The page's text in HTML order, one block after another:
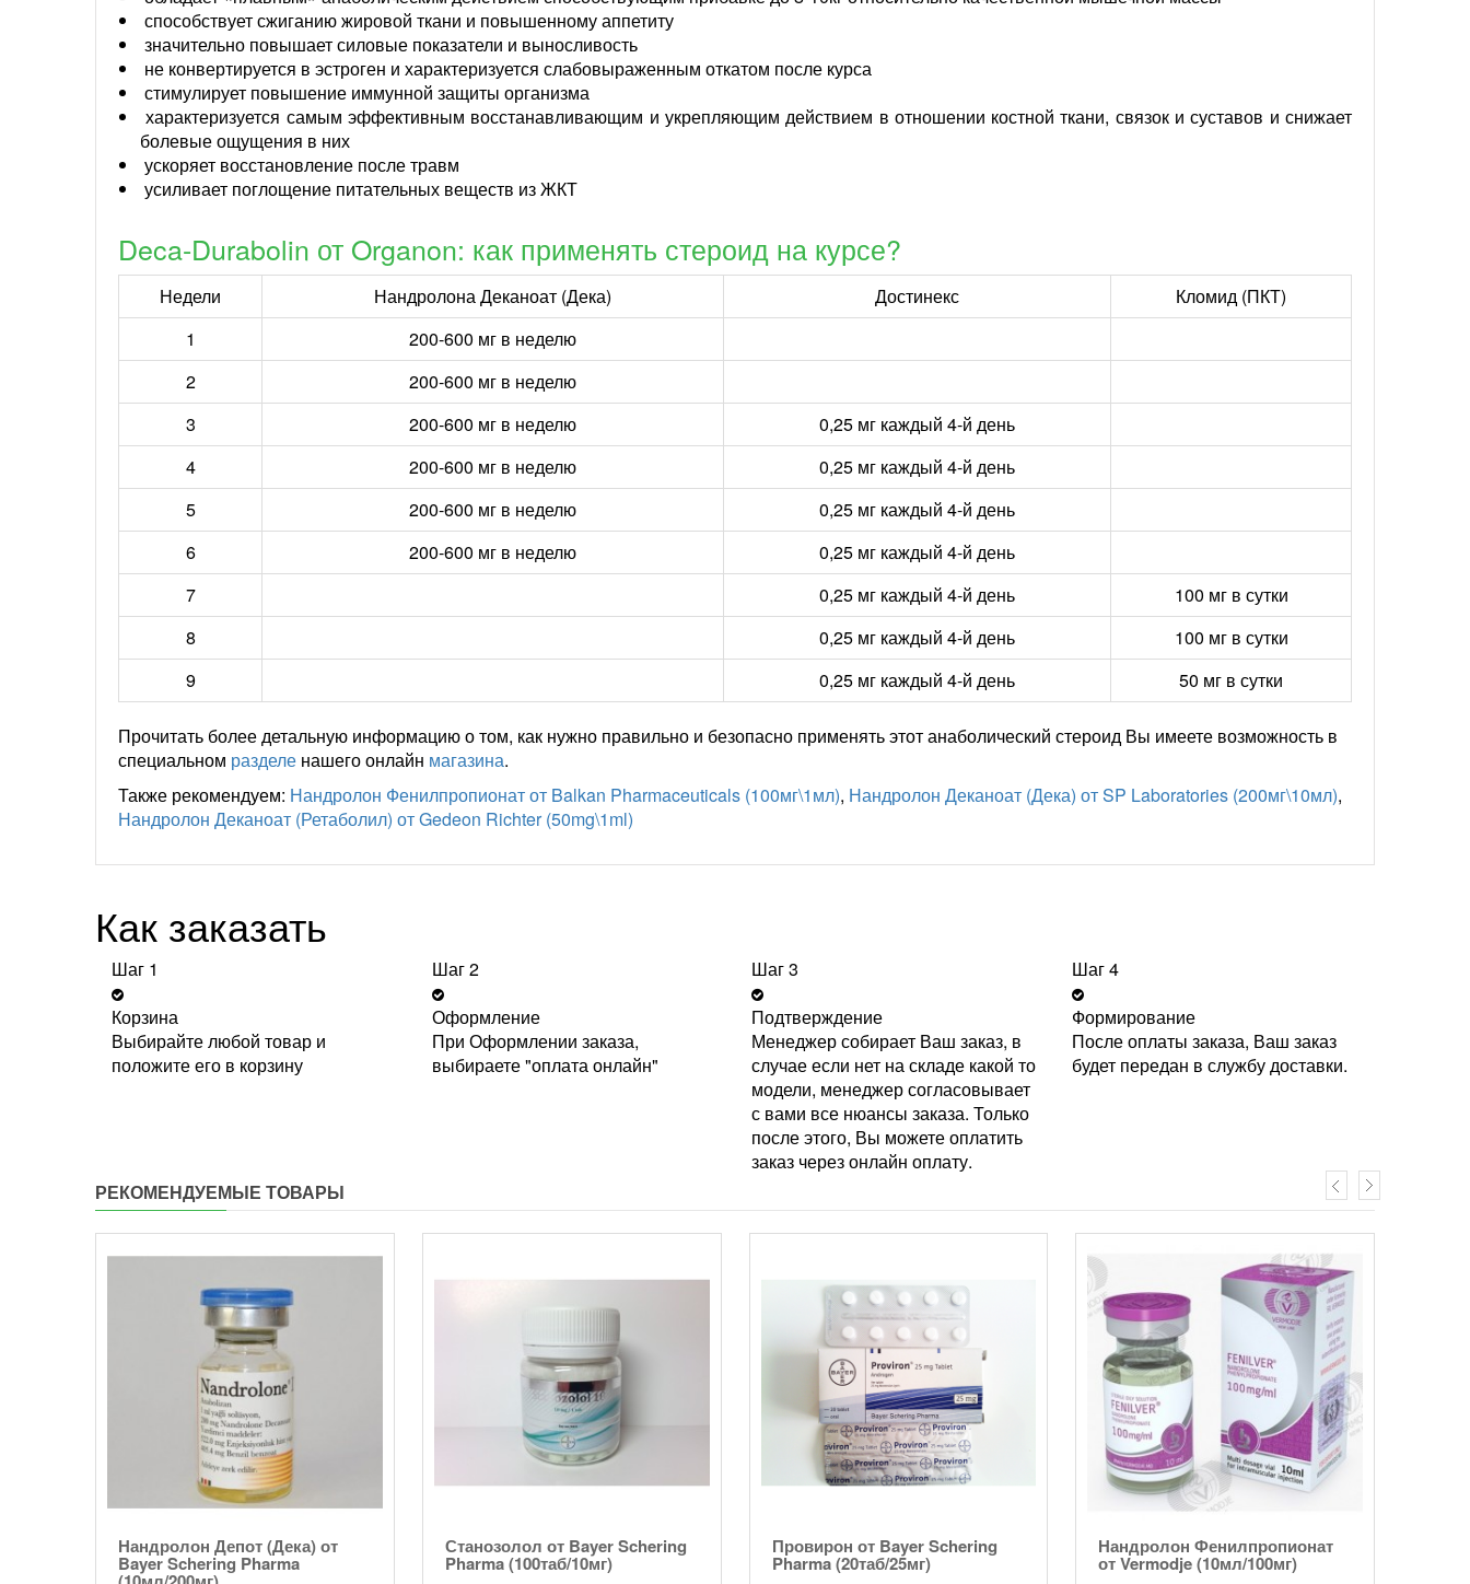
способствует сжиганию жировой ткани и повышенному аппетиту
значительно повышает силовые показатели и выносливость
не конвертируется в эстроген и характеризуется слабовыраженным откатом после курса
стимулирует повышение иммунной защиты организма
характеризуется самым эффективным восстанавливающим и укрепляющим действием в отношении костной ткани, связок и суставов и снижает
болевые ощущения в них
ускоряет восстановление после травм
усиливает поглощение питательных веществ из ЖКТ
Deca-Durabolin от Organon: как применять стероид на курсе?
Недели Нандролона Деканоат (Дека) Достинекс
Кломид (ПКТ)
1
200-600 мг в неделю
2
200-600 мг в неделю
3
200-600 мг в неделю
0,25 мг каждый 4-й день
4
200-600 мг в неделю
0,25 мг каждый 4-й день
5
200-600 мг в неделю
0,25 мг каждый 4-й день
6
200-600 мг в неделю
0,25 мг каждый 4-й день
7
0,25 мг каждый 4-й день
100 мг в сутки
8
0,25 мг каждый 4-й день
100 мг в сутки
9
0,25 мг каждый 4-й день 50 мг в сутки
Прочитать более детальную информацию о том, как нужно правильно и безопасно применять этот анаболический стероид Вы имеете возможность в
специальном разделе нашего онлайн магазина.
Также рекомендуем: Нандролон Фенилпропионат от Balkan Pharmaceuticals (100мг\1мл), Нандролон Деканоат (Дека) от SP Laboratories (200мг\10мл),
Нандролон Деканоат (Ретаболил) от Gedeon Richter (50mg\1ml)
Как заказать
Шаг 1
Корзина
Выбирайте любой товар и
положите его в корзину
Шаг 2
Оформление
При Оформлении заказа,
выбираете "оплата онлайн"
Шаг 3
Подтверждение
Менеджер собирает Ваш заказ, в
случае если нет на складе какой то
модели, менеджер согласовывает
с вами все нюансы заказа. Только
после этого, Вы можете оплатить
заказ через онлайн оплату.
Шаг 4
Формирование
После оплаты заказа, Ваш заказ
будет передан в службу доставки.
РЕКОМЕНДУЕМЫЕ ТОВАРЫ
Нандролон Депот (Дека) от
Bayer Schering Pharma
Станозолол от Bayer Schering
Pharma (100таб/10мг)
Провирон от Bayer Schering
Pharma (20таб/25мг)
Нандролон Фенилпропионат
от Vermodje (10мл/100мг)